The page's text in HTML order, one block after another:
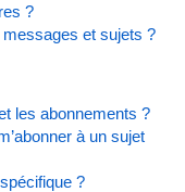
?
et sujets ?
les abonnements ?
à un sujet
?